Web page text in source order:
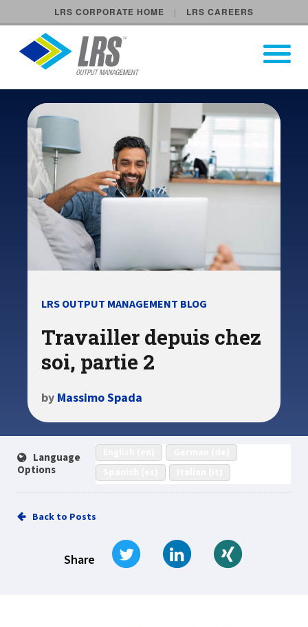
LRS CORPORATE HOME LRS CAREERS
LRS Output Management
Main Navigation
Open
LRS OUTPUT MANAGEMENT BLOG
Travailler depuis chez
soi, partie 2
by Massimo Spada
Language
Options
Back to Posts
Share
Tweet Share on LinkedIn